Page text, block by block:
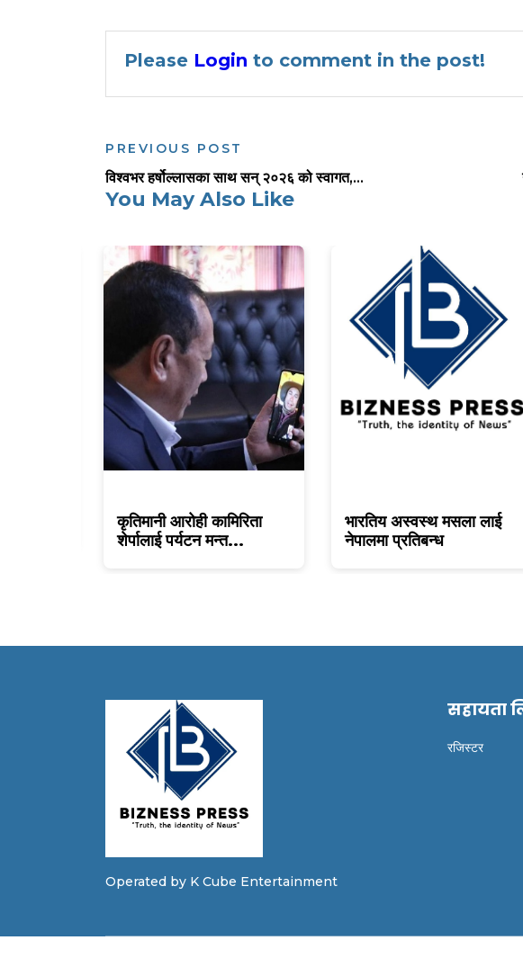
Please Login to comment in the post!
PREVIOUS POST
विश्वभर हर्षोल्लासका साथ सन् २०२६ को स्वागत,...
You May Also Like
कृतिमानी आरोही कामिरिता
शेर्पालाई पर्यटन मन्त...
भारतिय अस्वस्थ मसला लाई
नेपालमा प्रतिबन्ध
Operated by K Cube Entertainment
सहायता
रजिस्टर